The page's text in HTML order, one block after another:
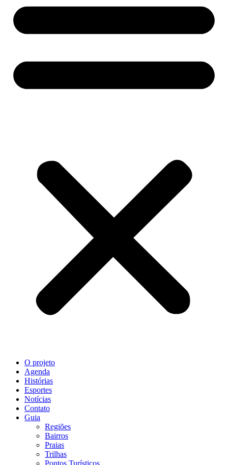
O projeto
Agenda
Histórias
Esportes
Notícias
Contato
Guia
Regiões
Bairros
Praias
Trilhas
Pontos Turísticos